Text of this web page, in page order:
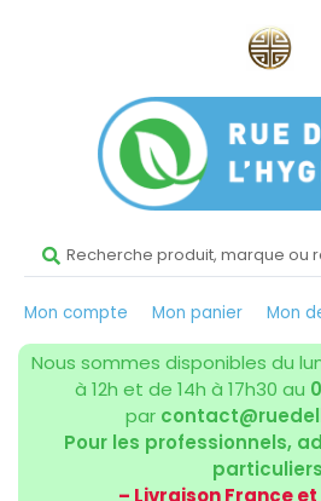
Mon compte Mon panier Mon
Nous sommes disponibles du
à 12h et de 14h à 17h30 au
par
Pour les professionnels,
– Livraison France